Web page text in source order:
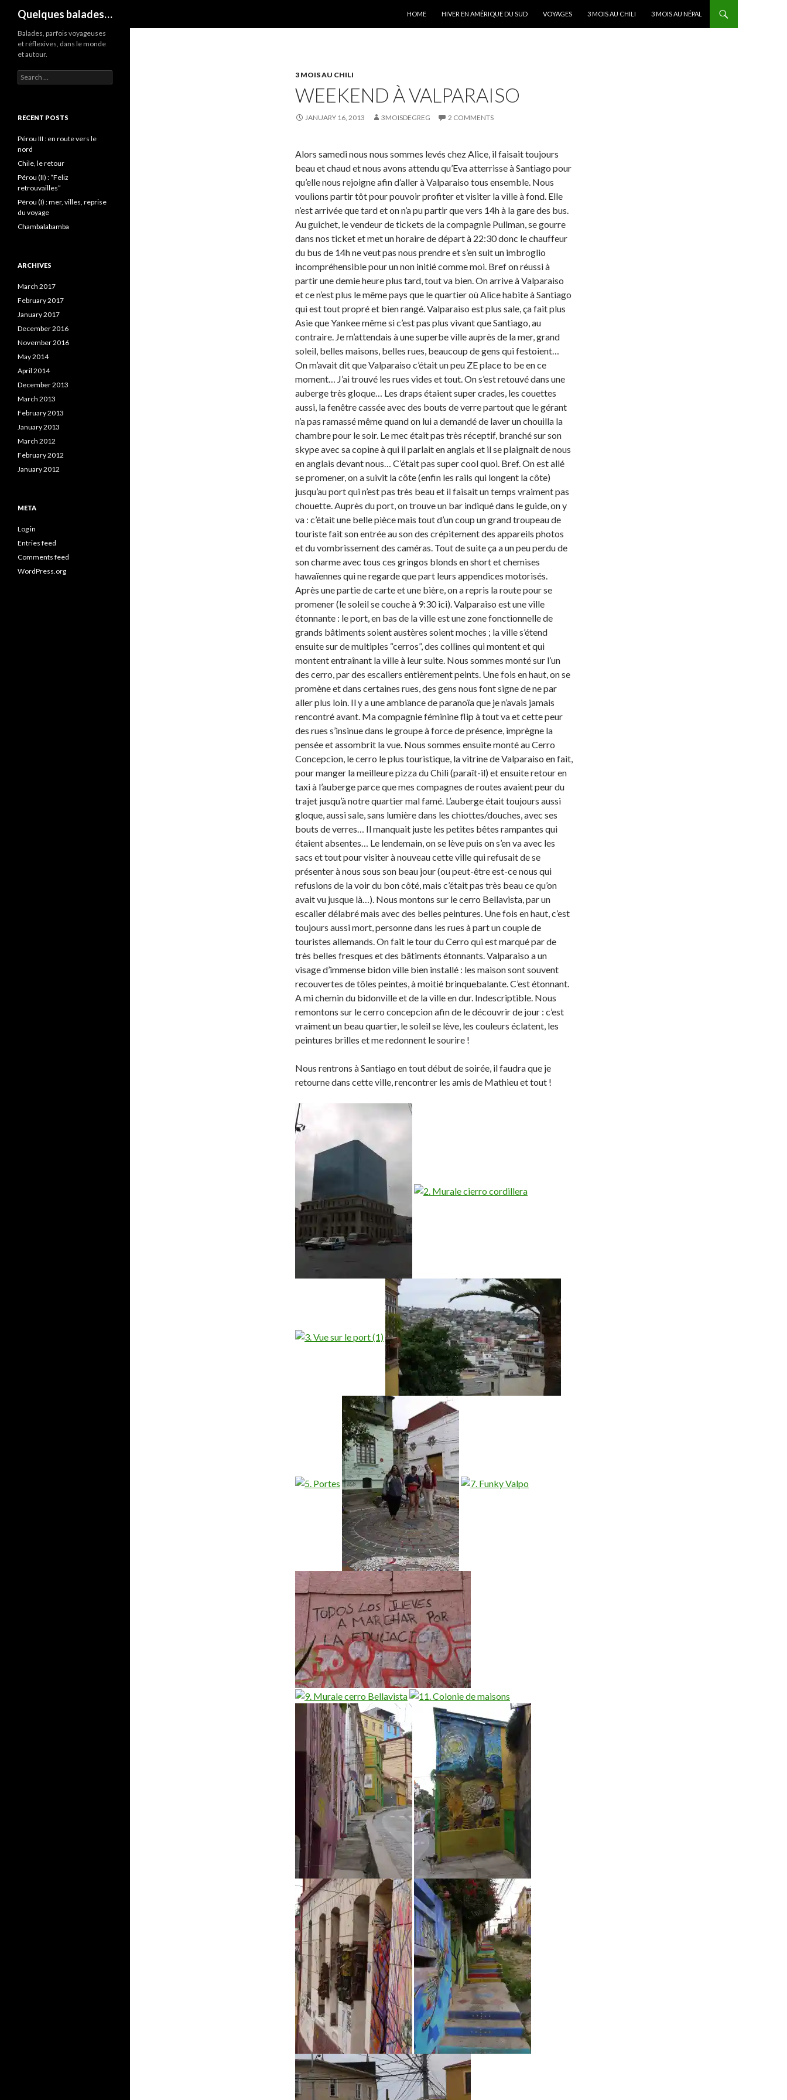
Quelques balades…
HOME
HIVER EN AMÉRIQUE DU SUD VOYAGES 3 MOIS AU CHILI 3 MOIS AU NÉPAL
3 MOIS AU CHILI
WEEKEND À VALPARAISO
JANUARY 16, 2013 3MOISDEGREG 2 COMMENTS
Alors samedi nous nous sommes levés chez Alice, il faisait toujours
beau et chaud et nous avons attendu qu’Eva atterrisse à Santiago pour
qu’elle nous rejoigne afin d’aller à Valparaiso tous ensemble. Nous
voulions partir tôt pour pouvoir profiter et visiter la ville à fond. Elle
n’est arrivée que tard et on n’a pu partir que vers 14h à la gare des bus.
Au guichet, le vendeur de tickets de la compagnie Pullman, se gourre
dans nos ticket et met un horaire de départ à 22:30 donc le chauffeur
du bus de 14h ne veut pas nous prendre et s’en suit un imbroglio
incompréhensible pour un non initié comme moi. Bref on réussi à
partir une demie heure plus tard, tout va bien. On arrive à Valparaiso
et ce n’est plus le même pays que le quartier où Alice habite à Santiago
qui est tout propré et bien rangé. Valparaiso est plus sale, ça fait plus
Asie que Yankee même si c’est pas plus vivant que Santiago, au
contraire. Je m’attendais à une superbe ville auprès de la mer, grand
soleil, belles maisons, belles rues, beaucoup de gens qui festoient…
On m’avait dit que Valparaiso c’était un peu ZE place to be en ce
moment… J’ai trouvé les rues vides et tout. On s’est retouvé dans une
auberge très gloque… Les draps étaient super crades, les couettes
aussi, la fenêtre cassée avec des bouts de verre partout que le gérant
n’a pas ramassé même quand on lui a demandé de laver un chouilla la
chambre pour le soir. Le mec était pas très réceptif, branché sur son
skype avec sa copine à qui il parlait en anglais et il se plaignait de nous
en anglais devant nous… C’était pas super cool quoi. Bref. On est allé
se promener, on a suivit la côte (enfin les rails qui longent la côte)
jusqu’au port qui n’est pas très beau et il faisait un temps vraiment pas
chouette. Auprès du port, on trouve un bar indiqué dans le guide, on y
va : c’était une belle pièce mais tout d’un coup un grand troupeau de
touriste fait son entrée au son des crépitement des appareils photos
et du vombrissement des caméras. Tout de suite ça a un peu perdu de
son charme avec tous ces gringos blonds en short et chemises
hawaïennes qui ne regarde que part leurs appendices motorisés.
Après une partie de carte et une bière, on a repris la route pour se
promener (le soleil se couche à 9:30 ici). Valparaiso est une ville
étonnante : le port, en bas de la ville est une zone fonctionnelle de
grands bâtiments soient austères soient moches ; la ville s’étend
ensuite sur de multiples “cerros”, des collines qui montent et qui
montent entraînant la ville à leur suite. Nous sommes monté sur l’un
des cerro, par des escaliers entièrement peints. Une fois en haut, on se
promène et dans certaines rues, des gens nous font signe de ne par
aller plus loin. Il y a une ambiance de paranoïa que je n’avais jamais
rencontré avant. Ma compagnie féminine flip à tout va et cette peur
des rues s’insinue dans le groupe à force de présence, imprègne la
pensée et assombrit la vue. Nous sommes ensuite monté au Cerro
Concepcion, le cerro le plus touristique, la vitrine de Valparaiso en fait,
pour manger la meilleure pizza du Chili (paraît-il) et ensuite retour en
taxi à l’auberge parce que mes compagnes de routes avaient peur du
trajet jusqu’à notre quartier mal famé. L’auberge était toujours aussi
gloque, aussi sale, sans lumière dans les chiottes/douches, avec ses
bouts de verres… Il manquait juste les petites bêtes rampantes qui
étaient absentes… Le lendemain, on se lève puis on s’en va avec les
sacs et tout pour visiter à nouveau cette ville qui refusait de se
présenter à nous sous son beau jour (ou peut-être est-ce nous qui
refusions de la voir du bon côté, mais c’était pas très beau ce qu’on
avait vu jusque là…). Nous montons sur le cerro Bellavista, par un
escalier délabré mais avec des belles peintures. Une fois en haut, c’est
toujours aussi mort, personne dans les rues à part un couple de
touristes allemands. On fait le tour du Cerro qui est marqué par de
très belles fresques et des bâtiments étonnants. Valparaiso a un
visage d’immense bidon ville bien installé : les maison sont souvent
recouvertes de tôles peintes, à moitié brinquebalante. C’est étonnant.
A mi chemin du bidonville et de la ville en dur. Indescriptible. Nous
remontons sur le cerro concepcion afin de le découvrir de jour : c’est
vraiment un beau quartier, le soleil se lève, les couleurs éclatent, les
peintures brilles et me redonnent le sourire !
Nous rentrons à Santiago en tout début de soirée, il faudra que je
retourne dans cette ville, rencontrer les amis de Mathieu et tout !
Balades, parfois voyageuses
et réflexives, dans le monde
et autour.
Search
for:
RECENT POSTS
Pérou III : en route vers le
nord
Chile, le retour
Pérou (II) : “Feliz
retrouvailles”
Pérou (I) : mer, villes, reprise
du voyage
Chambalabamba
ARCHIVES
March 2017
February 2017
January 2017
December 2016
November 2016
May 2014
April 2014
December 2013
March 2013
February 2013
January 2013
March 2012
February 2012
January 2012
META
Log in
Entries feed
Comments feed
WordPress.org